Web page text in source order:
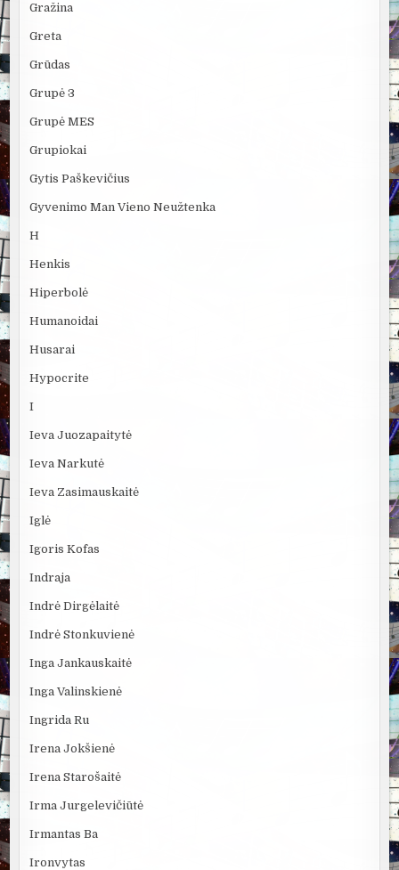
Gražina
Greta
Grūdas
Grupė 3
Grupė MES
Grupiokai
Gytis Paškevičius
Gyvenimo Man Vieno Neužtenka
H
Henkis
Hiperbolė
Humanoidai
Husarai
Hypocrite
I
Ieva Juozapaitytė
Ieva Narkutė
Ieva Zasimauskaitė
Iglė
Igoris Kofas
Indraja
Indrė Dirgėlaitė
Indrė Stonkuvienė
Inga Jankauskaitė
Inga Valinskienė
Ingrida Ru
Irena Jokšienė
Irena Starošaitė
Irma Jurgelevičiūtė
Irmantas Ba
Ironvytas